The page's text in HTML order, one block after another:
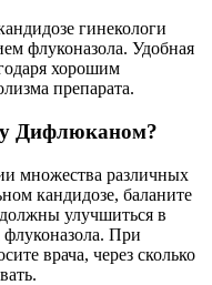
гинекологи
флуконазола. Удобная
хорошим
препарата.
Дифлюканом?
множества различных
кандидозе, баланите
улучшиться в
флуконазола. При
врача, через сколько